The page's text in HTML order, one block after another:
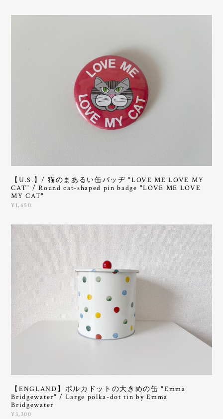
【U.S.】/ 猫のまあるい缶バッヂ "LOVE ME LOVE MY
CAT" / Round cat-shaped pin badge "LOVE ME LOVE
MY CAT"
¥1,650
【ENGLAND】ポルカドットの大きめの缶 "Emma
Bridgewater" / Large polka-dot tin by Emma
Bridgewater
¥3,300